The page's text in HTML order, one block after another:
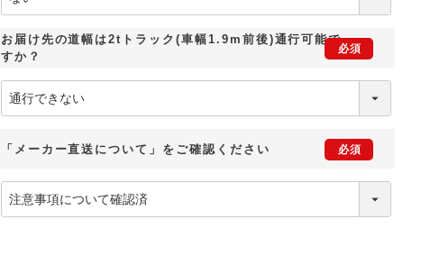
お届け先の道幅は2tトラック(車幅1.9m前後)通行可能で
すか？
「メーカー直送について」をご確認ください